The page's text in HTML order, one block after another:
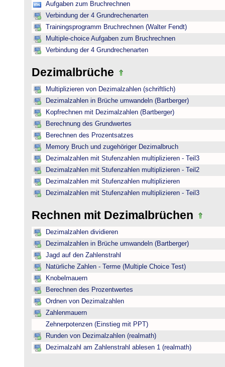
Aufgaben zum Bruchrechnen
Verbindung der 4 Grundrechenarten
Trainingsprogramm Bruchrechnen (Walter Fendt)
Multiple-choice Aufgaben zum Bruchrechnen
Verbindung der 4 Grundrechenarten
Dezimalbrüche
Multiplizieren von Dezimalzahlen (schriftlich)
Dezimalzahlen in Brüche umwandeln (Bartberger)
Kopfrechnen mit Dezimalzahlen (Bartberger)
Berechnung des Grundwertes
Berechnen des Prozentsatzes
Memory Bruch und zugehöriger Dezimalbruch
Dezimalzahlen mit Stufenzahlen multiplizieren - Teil3
Dezimalzahlen mit Stufenzahlen multiplizieren - Teil2
Dezimalzahlen mit Stufenzahlen multiplizieren
Dezimalzahlen mit Stufenzahlen multiplizieren - Teil3
Rechnen mit Dezimalbrüchen
Dezimalzahlen dividieren
Dezimalzahlen in Brüche umwandeln (Bartberger)
Jagd auf den Zahlenstrahl
Natürliche Zahlen - Terme (Multiple Choice Test)
Knobelmauern
Berechnen des Prozentwertes
Ordnen von Dezimalzahlen
Zahlenmauern
Zehnerpotenzen (Einstieg mit PPT)
Runden von Dezimalzahlen (realmath)
Dezimalzahl am Zahlenstrahl ablesen 1 (realmath)